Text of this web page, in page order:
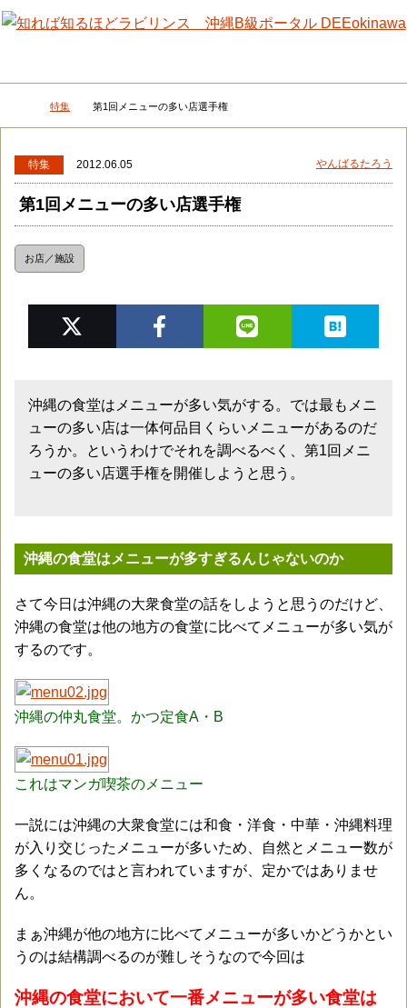
メニュー 検
DEEokinawaトップ
特集 第1回メニューの多い店選手権
特集 2012.06.05 やんばるたろう
第1回メニューの多い店選手権
お店／施設
沖縄の食堂はメニューが多い気がする。では最もメニ
ューの多い店は一体何品目くらいメニューがあるのだ
ろうか。というわけでそれを調べるべく、第1回メニ
ューの多い店選手権を開催しようと思う。
沖縄の食堂はメニューが多すぎるんじゃないのか
さて今日は沖縄の大衆食堂の話をしようと思うのだけど、
沖縄の食堂は他の地方の食堂に比べてメニューが多い気が
するのです。
沖縄の仲丸食堂。かつ定食A・B
これはマンガ喫茶のメニュー
一説には沖縄の大衆食堂には和食・洋食・中華・沖縄料理
が入り交じったメニューが多いため、自然とメニュー数が
多くなるのではと言われていますが、定かではありませ
ん。
まぁ沖縄が他の地方に比べてメニューが多いかどうかとい
うのは結構調べるのが難しそうなので今回は
沖縄の食堂において一番メニューが多い食堂は